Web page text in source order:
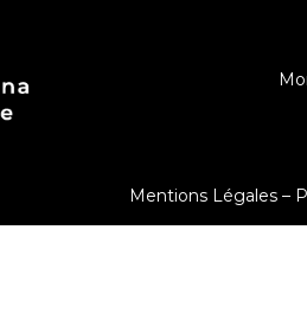
Mentions Légales –